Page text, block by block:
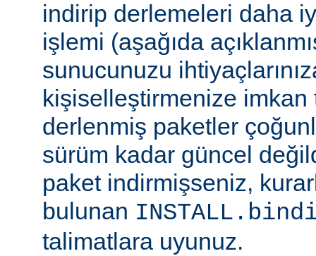
indirip derlemeleri daha
işlemi (aşağıda
sunucunuzu
kişiselleştirmenize imkan
derlenmiş paketler
sürüm kadar güncel
paket indirmişseniz,
bulunan
talimatlara uyunuz.